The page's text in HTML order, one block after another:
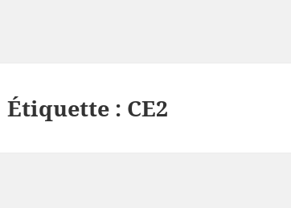
Étiquette : CE2